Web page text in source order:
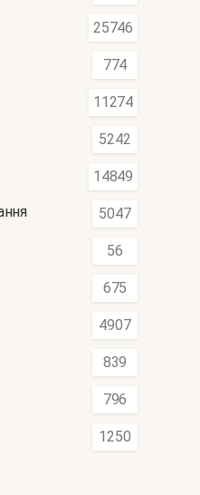
25746
774
11274
5242
14849
5047
56
675
4907
839
796
1250